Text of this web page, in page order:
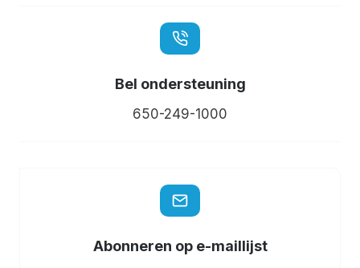
Bel ondersteuning
650-249-1000
Abonneren op e-maillijst